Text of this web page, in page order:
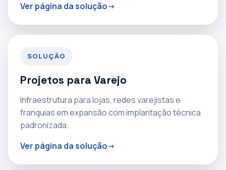
Ver página da solução
SOLUÇÃO
Projetos para Varejo
Infraestrutura para lojas, redes varejistas e
franquias em expansão com implantação técnica
padronizada.
Ver página da solução